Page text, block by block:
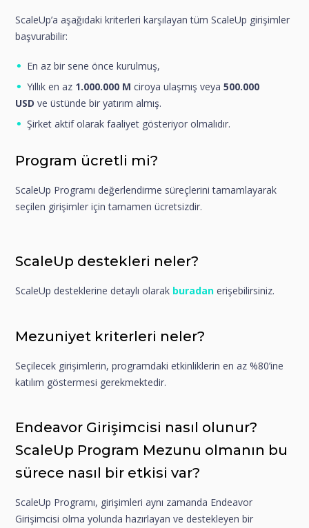
ScaleUp’a aşağıdaki kriterleri karşılayan tüm ScaleUp girişimler
başvurabilir:
En az bir sene önce kurulmuş,
Yıllık en az 1.000.000 M ciroya ulaşmış veya500.000
USD ve üstünde bir yatırım almış.
Şirket aktif olarak faaliyet gösteriyor olmalıdır.
Program ücretli mi?
ScaleUp Programı değerlendirme süreçlerini tamamlayarak
seçilen girişimler için tamamen ücretsizdir.
ScaleUp destekleri neler?
ScaleUp desteklerine detaylı olarak buradan erişebilirsiniz.
Mezuniyet kriterleri neler?
Seçilecek girişimlerin, programdaki etkinliklerin en az %80’ine
katılım göstermesi gerekmektedir.
Endeavor Girişimcisi nasıl olunur?
ScaleUp Program Mezunu olmanın bu
sürece nasıl bir etkisi var?
ScaleUp Programı, girişimleri aynı zamanda Endeavor
Girişimcisi olma yolunda hazırlayan ve destekleyen bir